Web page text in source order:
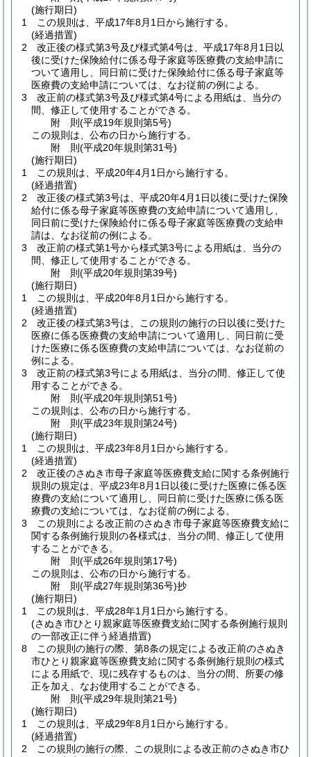
(施行期日)
1
この規則は、平成17年8月1日から施行する。
(経過措置)
2
改正後の様式第3号及び様式第4号は、平成17年8月1日以
後に受けた保険給付に係る母子家庭等医療費の支給申請に
ついて適用し、同日前に受けた保険給付に係る母子家庭等
医療費の支給申請については、なお従前の例による。
3
改正前の様式第3号及び様式第4号による用紙は、当分の
間、修正して使用することができる。
附 則(平成19年規則第5号)
この規則は、公布の日から施行する。
附 則(平成20年規則第31号)
(施行期日)
1
この規則は、平成20年4月1日から施行する。
(経過措置)
2
改正後の様式第3号は、平成20年4月1日以後に受けた保険
給付に係る母子家庭等医療費の支給申請について適用し、
同日前に受けた保険給付に係る母子家庭等医療費の支給申
請は、なお従前の例による。
3
改正前の様式第1号から様式第3号による用紙は、当分の
間、修正して使用することができる。
附 則(平成20年規則第39号)
(施行期日)
1
この規則は、平成20年8月1日から施行する。
(経過措置)
2
改正後の様式第3号は、この規則の施行の日以後に受けた
医療に係る医療費の支給申請について適用し、同日前に受
けた医療に係る医療費の支給申請については、なお従前の
例による。
3
改正前の様式第3号による用紙は、当分の間、修正して使
用することができる。
附 則(平成20年規則第51号)
この規則は、公布の日から施行する。
附 則(平成23年規則第24号)
(施行期日)
1
この規則は、平成23年8月1日から施行する。
(経過措置)
2
改正後のさぬき市母子家庭等医療費支給に関する条例施行
規則の規定は、平成23年8月1日以後に受けた医療に係る医
療費の支給について適用し、同日前に受けた医療に係る医
療費の支給については、なお従前の例による。
3
この規則による改正前のさぬき市母子家庭等医療費支給に
関する条例施行規則の各様式は、当分の間、修正して使用
することができる。
附 則(平成26年規則第17号)
この規則は、公布の日から施行する。
附 則(平成27年規則第36号)抄
(施行期日)
1
この規則は、平成28年1月1日から施行する。
(さぬき市ひとり親家庭等医療費支給に関する条例施行規則
の一部改正に伴う経過措置)
8
この規則の施行の際、第8条の規定による改正前のさぬき
市ひとり親家庭等医療費支給に関する条例施行規則の様式
による用紙で、現に残存するものは、当分の間、所要の修
正を加え、なお使用することができる。
附 則(平成29年規則第21号)
(施行期日)
1
この規則は、平成29年8月1日から施行する。
(経過措置)
2
この規則の施行の際、この規則による改正前のさぬき市ひ